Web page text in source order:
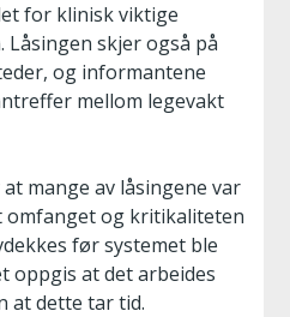
for klinisk viktige
skjer også på
og informantene
mellom legevakt
mange av låsingene var
omfanget og kritikaliteten
før systemet ble
oppgis at det arbeides
at dette tar tid.